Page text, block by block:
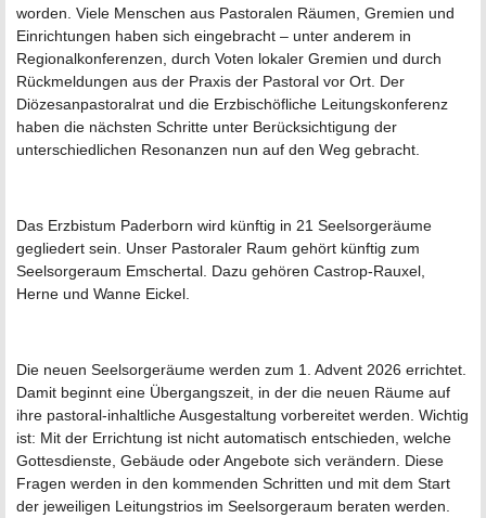
worden. Viele Menschen aus Pastoralen Räumen, Gremien und
Einrichtungen haben sich eingebracht – unter anderem in
Regionalkonferenzen, durch Voten lokaler Gremien und durch
Rückmeldungen aus der Praxis der Pastoral vor Ort. Der
Diözesanpastoralrat und die Erzbischöfliche Leitungskonferenz
haben die nächsten Schritte unter Berücksichtigung der
unterschiedlichen Resonanzen nun auf den Weg gebracht.
Das Erzbistum Paderborn wird künftig in 21 Seelsorgeräume
gegliedert sein. Unser Pastoraler Raum gehört künftig zum
Seelsorgeraum Emschertal. Dazu gehören Castrop-Rauxel,
Herne und Wanne Eickel.
Die neuen Seelsorgeräume werden zum 1. Advent 2026 errichtet.
Damit beginnt eine Übergangszeit, in der die neuen Räume auf
ihre pastoral-inhaltliche Ausgestaltung vorbereitet werden. Wichtig
ist: Mit der Errichtung ist nicht automatisch entschieden, welche
Gottesdienste, Gebäude oder Angebote sich verändern. Diese
Fragen werden in den kommenden Schritten und mit dem Start
der jeweiligen Leitungstrios im Seelsorgeraum beraten werden.